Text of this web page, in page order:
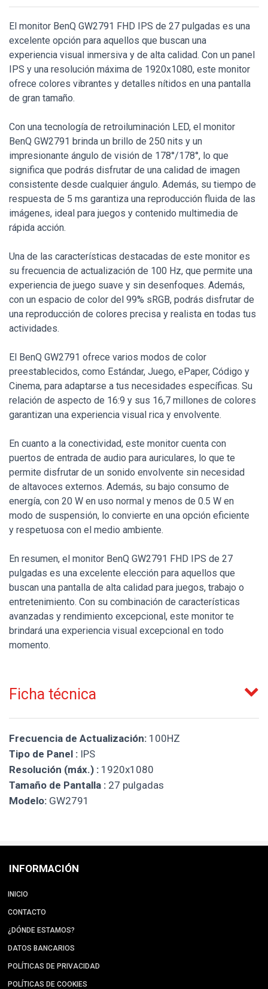
El monitor BenQ GW2791 FHD IPS de 27 pulgadas es una
excelente opción para aquellos que buscan una
experiencia visual inmersiva y de alta calidad. Con un panel
IPS y una resolución máxima de 1920x1080, este monitor
ofrece colores vibrantes y detalles nítidos en una pantalla
de gran tamaño.
Con una tecnología de retroiluminación LED, el monitor
BenQ GW2791 brinda un brillo de 250 nits y un
impresionante ángulo de visión de 178°/178°, lo que
significa que podrás disfrutar de una calidad de imagen
consistente desde cualquier ángulo. Además, su tiempo de
respuesta de 5 ms garantiza una reproducción fluida de las
imágenes, ideal para juegos y contenido multimedia de
rápida acción.
Una de las características destacadas de este monitor es
su frecuencia de actualización de 100 Hz, que permite una
experiencia de juego suave y sin desenfoques. Además,
con un espacio de color del 99% sRGB, podrás disfrutar de
una reproducción de colores precisa y realista en todas tus
actividades.
El BenQ GW2791 ofrece varios modos de color
preestablecidos, como Estándar, Juego, ePaper, Código y
Cinema, para adaptarse a tus necesidades específicas. Su
relación de aspecto de 16:9 y sus 16,7 millones de colores
garantizan una experiencia visual rica y envolvente.
En cuanto a la conectividad, este monitor cuenta con
puertos de entrada de audio para auriculares, lo que te
permite disfrutar de un sonido envolvente sin necesidad
de altavoces externos. Además, su bajo consumo de
energía, con 20 W en uso normal y menos de 0.5 W en
modo de suspensión, lo convierte en una opción eficiente
y respetuosa con el medio ambiente.
En resumen, el monitor BenQ GW2791 FHD IPS de 27
pulgadas es una excelente elección para aquellos que
buscan una pantalla de alta calidad para juegos, trabajo o
entretenimiento. Con su combinación de características
avanzadas y rendimiento excepcional, este monitor te
brindará una experiencia visual excepcional en todo
momento.
Ficha técnica
Frecuencia de Actualización: 100HZ
Tipo de Panel : IPS
Resolución (máx.) : 1920x1080
Tamaño de Pantalla : 27 pulgadas
Modelo: GW2791
INFORMACIÓN
INICIO
CONTACTO
¿DÓNDE ESTAMOS?
DATOS BANCARIOS
POLÍTICAS DE PRIVACIDAD
POLÍTICAS DE COOKIES